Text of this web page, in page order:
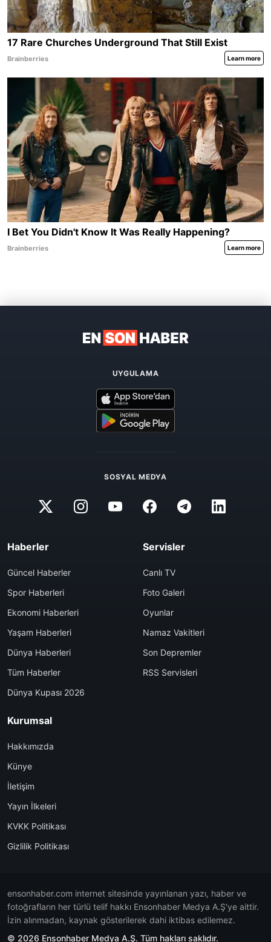
UYGULAMA
SOSYAL MEDYA
Haberler
Güncel Haberler
Spor Haberleri
Ekonomi Haberleri
Yaşam Haberleri
Dünya Haberleri
Tüm Haberler
Dünya Kupası 2026
Servisler
Canlı TV
Foto Galeri
Oyunlar
Namaz Vakitleri
Son Depremler
RSS Servisleri
Kurumsal
Hakkımızda
Künye
İletişim
Yayın İlkeleri
KVKK Politikası
Gizlilik Politikası
ensonhaber.com internet sitesinde yayınlanan yazı, haber ve
fotoğrafların her türlü telif hakkı Ensonhaber Medya A.Ş'ye aittir.
İzin alınmadan, kaynak gösterilerek dahi iktibas edilemez.
© 2026 Ensonhaber Medya A.Ş. Tüm hakları saklıdır.